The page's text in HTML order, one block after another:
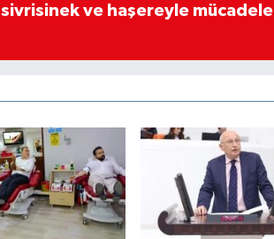
sivrisinek ve haşereyle mücadele